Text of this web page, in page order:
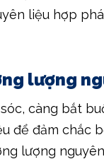
lượng
càng bắt
lượng
nghiêm nhặt
bài toán sử
và mang